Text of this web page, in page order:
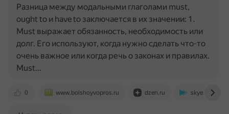
0 www.bolshoyvopros.ru dzen.ru skyeng.ru
Разница между модальными глаголами must,
ought to и have to заключается в их значении: 1.
Must выражает обязанность, необходимость или
долг. Его используют, когда нужно сделать что-то
очень важное или когда речь о законах и правилах.
Must…